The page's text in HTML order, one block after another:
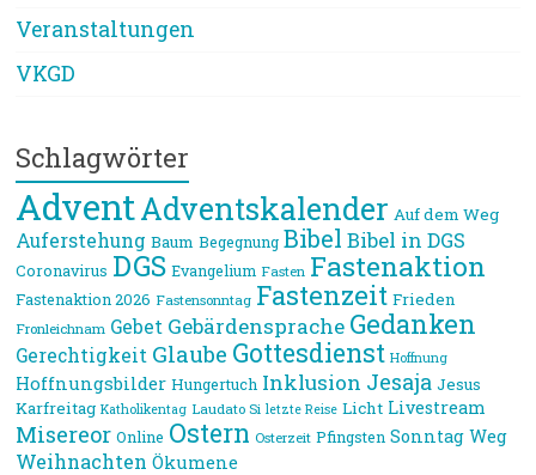
Veranstaltungen
VKGD
Schlagwörter
AdventAdventskalender Auf dem Weg
Auferstehung Baum Begegnung Bibel Bibel in DGS
Coronavirus DGS Evangelium Fasten Fastenaktion
Fastenaktion 2026 Fastensonntag Fastenzeit Frieden
Fronleichnam Gebet Gebärdensprache Gedanken
Gerechtigkeit Glaube Gottesdienst Hoffnung
Hoffnungsbilder Hungertuch Inklusion Jesaja Jesus
Karfreitag Katholikentag Laudato Si letzte Reise Licht Livestream
Misereor Online Ostern Osterzeit Pfingsten Sonntag Weg
Weihnachten Ökumene